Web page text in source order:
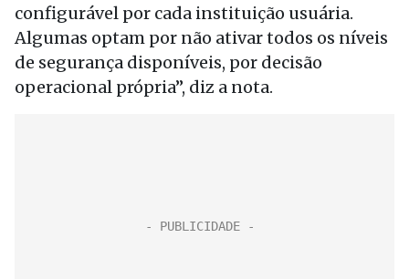
configurável por cada instituição usuária.
Algumas optam por não ativar todos os níveis
de segurança disponíveis, por decisão
operacional própria”, diz a nota.